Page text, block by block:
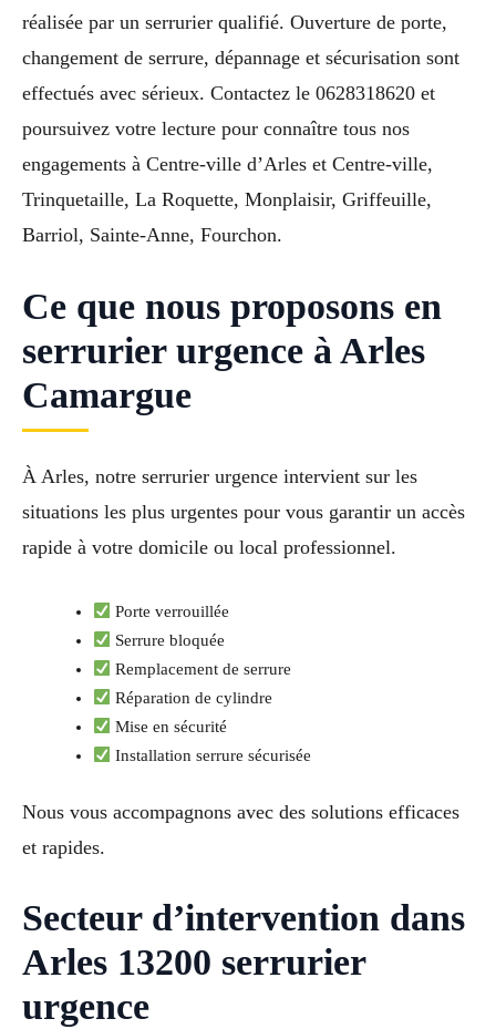
réalisée par un serrurier qualifié. Ouverture de porte,
changement de serrure, dépannage et sécurisation sont
effectués avec sérieux. Contactez le 0628318620 et
poursuivez votre lecture pour connaître tous nos
engagements à Centre-ville d’Arles et Centre-ville,
Trinquetaille, La Roquette, Monplaisir, Griffeuille,
Barriol, Sainte-Anne, Fourchon.
Ce que nous proposons en
serrurier urgence à Arles
Camargue
À Arles, notre serrurier urgence intervient sur les
situations les plus urgentes pour vous garantir un accès
rapide à votre domicile ou local professionnel.
Porte verrouillée
Serrure bloquée
Remplacement de serrure
Réparation de cylindre
Mise en sécurité
Installation serrure sécurisée
Nous vous accompagnons avec des solutions efficaces
et rapides.
Secteur d’intervention dans
Arles 13200 serrurier
urgence